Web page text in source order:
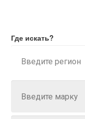
Где искать?